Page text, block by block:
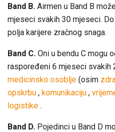
Band B. Airmen u Band B
mjeseci svakih 30 mjeseci.
polja karijere zračnog snaga.
Band C. Oni u bendu C mogu
raspoređeni 6 mjeseci svakih
medicinsko osoblje (osim
opskrbu , komunikaciju ,
logistike .
Band D. Pojedinci u Band D